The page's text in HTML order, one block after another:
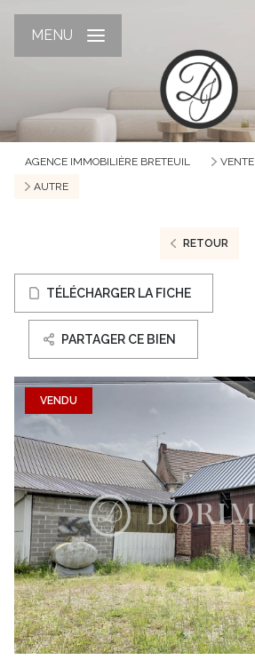
MENU
AGENCE IMMOBILIÈRE BRETEUIL VENTE
AUTRE
RETOUR
TÉLÉCHARGER LA FICHE
PARTAGER CE BIEN
VENDU